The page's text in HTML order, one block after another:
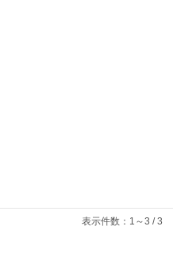
表示件数：1～3 / 3